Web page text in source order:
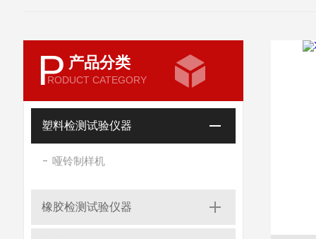
P 产品分类
RODUCT CATEGORY
塑料检测试验仪器
哑铃制样机
橡胶检测试验仪器